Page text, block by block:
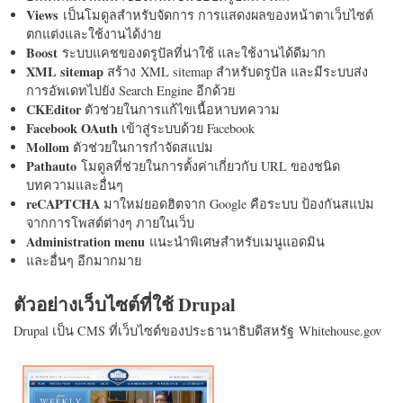
Views เป็นโมดูลสำหรับจัดการ การแสดงผลของหน้าตาเว็บไซต์
ตกแต่งและใช้งานได้ง่าย
Boost ระบบแคชของดรูปัลที่น่าใช้ และใช้งานได้ดีมาก
XML sitemap สร้าง XML sitemap สำหรับดรูปัล และมีระบบส่ง
การอัพเดทไปยัง Search Engine อีกด้วย
CKEditorตัวช่วยในการแก้ไขเนื้อหาบทความ
Facebook OAuth เข้าสู่ระบบด้วย Facebook
Mollom ตัวช่วยในการกำจัดสแปม
Pathauto โมดูลที่ช่วยในการตั้งค่าเกี่ยวกับ URL ของชนิด
บทความและอื่นๆ
reCAPTCHA มาใหม่ยอดฮิตจาก Google คือระบบ ป้องกันสแปม
จากการโพสต์ต่างๆ ภายในเว็บ
Administration menu แนะนำพิเศษสำหรับเมนูแอดมิน
และอื่นๆ อีกมากมาย
ตัวอย่างเว็บไซต์ที่ใช้ Drupal
Drupal เป็น CMS ที่เว็บไซต์ของประธานาธิบดีสหรัฐ Whitehouse.gov